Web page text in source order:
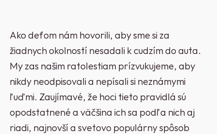
Ako deťom nám hovorili, aby sme si za
žiadnych okolností nesadali k cudzím do auta.
My zas našim ratolestiam prízvukujeme, aby
nikdy neodpisovali a nepísali si neznámymi
ľuďmi. Zaujímavé, že hoci tieto pravidlá sú
opodstatnené a väčšina ich sa podľa nich aj
riadi, najnovší a svetovo populárny spôsob